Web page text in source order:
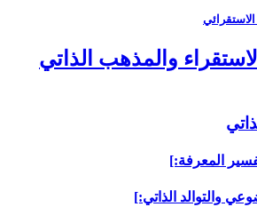
والمذهب الذاتي
المعرفة:]
والتوالد الذاتي:]